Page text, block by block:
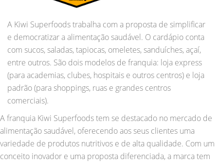
A Kiwi Superfoods trabalha com a proposta de simplificar
e democratizar a alimentação saudável. O cardápio conta
com sucos, saladas, tapiocas, omeletes, sanduíches, açaí,
entre outros. São dois modelos de franquia: loja express
(para academias, clubes, hospitais e outros centros) e loja
padrão (para shoppings, ruas e grandes centros
comerciais).
A franquia Kiwi Superfoods tem se destacado no mercado de
alimentação saudável, oferecendo aos seus clientes uma
variedade de produtos nutritivos e de alta qualidade. Com um
conceito inovador e uma proposta diferenciada, a marca tem